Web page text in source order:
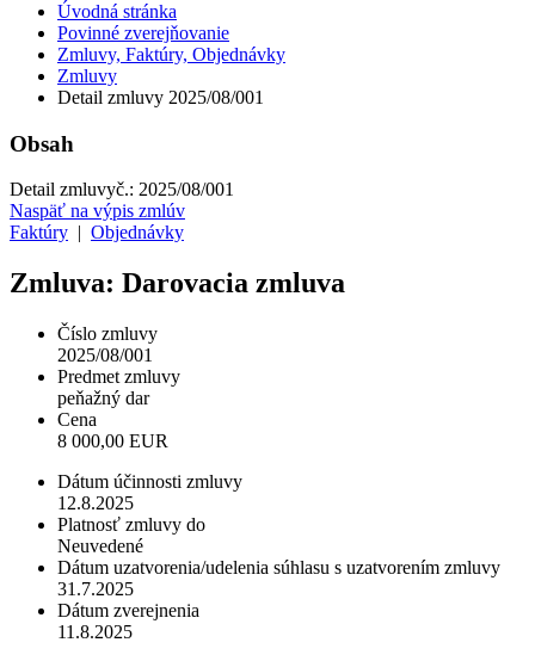
Úvodná stránka
Povinné zverejňovanie
Zmluvy, Faktúry, Objednávky
Zmluvy
Detail zmluvy 2025/08/001
Obsah
Detail zmluvyč.: 2025/08/001
Naspäť na výpis zmlúv
Faktúry
Objednávky
Zmluva: Darovacia zmluva
Číslo zmluvy
2025/08/001
Predmet zmluvy
peňažný dar
Cena
8 000,00 EUR
Dátum účinnosti zmluvy
12.8.2025
Platnosť zmluvy do
Neuvedené
Dátum uzatvorenia/udelenia súhlasu s uzatvorením zmluvy
31.7.2025
Dátum zverejnenia
11.8.2025